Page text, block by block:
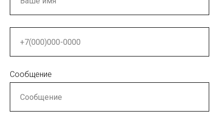
Сообщение